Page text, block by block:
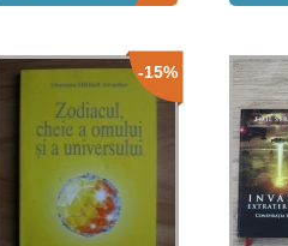
-15%